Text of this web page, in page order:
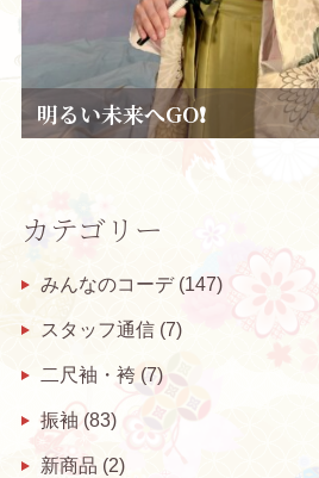
明るい未来へGO❗
カテゴリー
みんなのコーデ(147)
スタッフ通信(7)
二尺袖・袴(7)
振袖 (83)
新商品 (2)